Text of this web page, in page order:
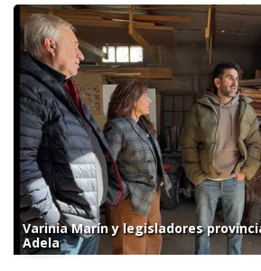
Varinia Marín y legisladores
Adela